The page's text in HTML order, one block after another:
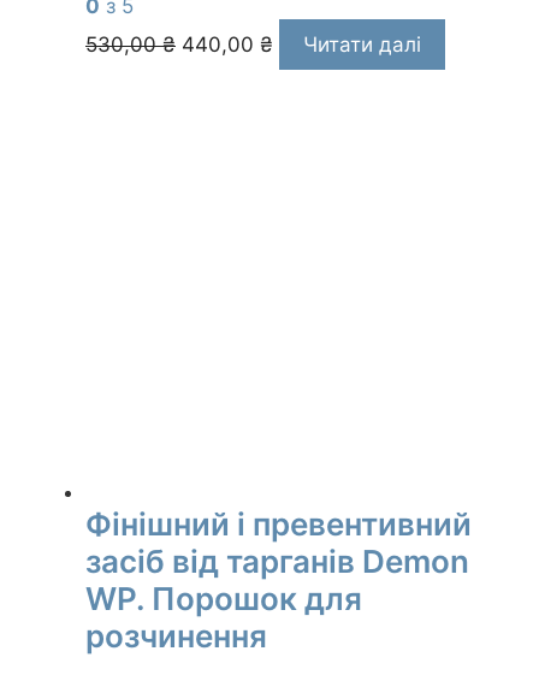
0 з 5
530,00₴
Оригінальна
ціна:
440,00 ₴
Поточна
ціна:
Читати далі
Фінішний і превентивний
засіб від тарганів Demon
WP. Порошок для
розчинення